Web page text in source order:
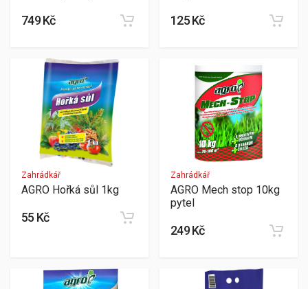
749 Kč 125 Kč
Zahrádkář
AGRO Hořká sůl 1kg
55 Kč
Zahrádkář
AGRO Mech stop 10kg
pytel
249 Kč